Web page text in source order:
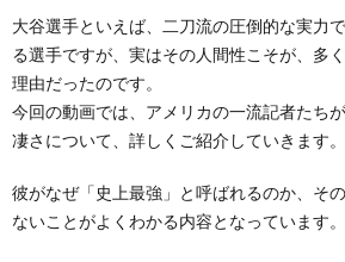
大谷選手といえば、二刀流の圧倒的な実力
る選手ですが、実はその人間性こそが、多
理由だったのです。
今回の動画では、アメリカの一流記者たち
凄さについて、詳しくご紹介していきます。
彼がなぜ「史上最強」と呼ばれるのか、そ
ないことがよくわかる内容となっています。